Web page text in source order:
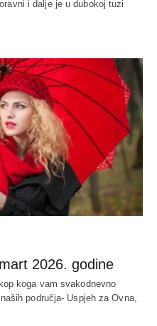
i dalje je u dubokoj tuzi
2026. godine
koga vam svakodnevno
područja- Uspjeh za Ovna,